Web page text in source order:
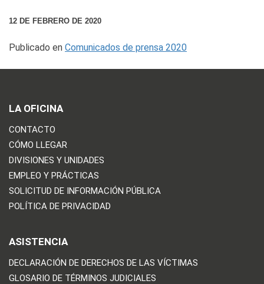
12 DE FEBRERO DE 2020
Publicado en Comunicados de prensa 2020
LA OFICINA
CONTACTO
CÓMO LLEGAR
DIVISIONES Y UNIDADES
EMPLEO Y PRÁCTICAS
SOLICITUD DE INFORMACIÓN PÚBLICA
POLÍTICA DE PRIVACIDAD
ASISTENCIA
DECLARACIÓN DE DERECHOS DE LAS VÍCTIMAS
GLOSARIO DE TÉRMINOS JUDICIALES